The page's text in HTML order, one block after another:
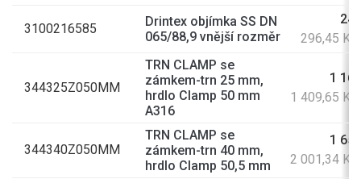
3100216585
Drintex objímka SS DN
065/88,9 vnější rozměr
296,45 Kč
344325Z050MM
TRN CLAMP se
zámkem-trn 25 mm,
hrdlo Clamp 50 mm
A316
1
1 409,65 Kč
344340Z050MM
TRN CLAMP se
zámkem-trn 40 mm,
hrdlo Clamp 50,5 mm
1
2 001,34 Kč